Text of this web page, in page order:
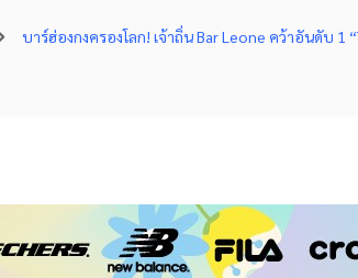
บาร์ฮ่องกงครองโลก! เจ้าถิ่น Bar Leone คว้าอันดับ